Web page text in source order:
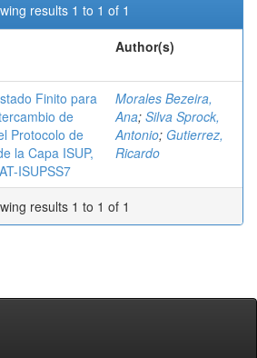
results 1 to 1 of 1
Author(s)
Finito para
de
Protocolo de
la Capa ISUP,
ISUPSS7
Morales Bezeira,
Ana; Silva Sprock,
Antonio; Gutierrez,
Ricardo
results 1 to 1 of 1